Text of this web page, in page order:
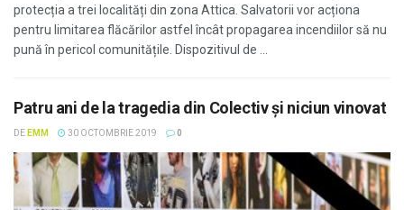
protecția a trei localități din zona Attica. Salvatorii vor acționa
pentru limitarea flăcărilor astfel încât propagarea incendiilor să nu
pună în pericol comunitățile. Dispozitivul de ...
Patru ani de la tragedia din Colectiv şi niciun vinovat
DE EMM 30 OCTOMBRIE 2019 0